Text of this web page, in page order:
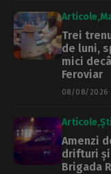
Articole
Trei
de luni,
mici
Feroviar
08/08/2026
Articole
Amenzi
drifturi și
Brigada